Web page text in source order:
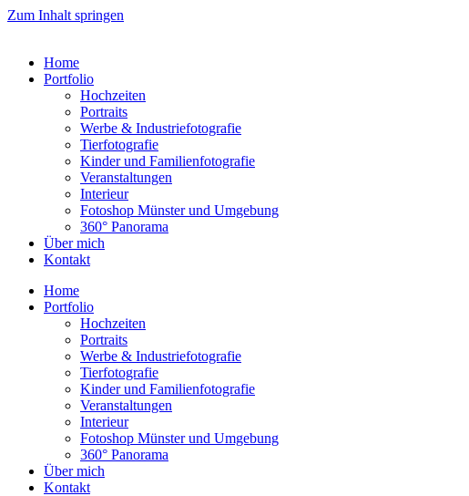
Zum Inhalt springen
Home
Portfolio
Hochzeiten
Portraits
Werbe & Industriefotografie
Tierfotografie
Kinder und Familienfotografie
Veranstaltungen
Interieur
Fotoshop Münster und Umgebung
360° Panorama
Über mich
Kontakt
Home
Portfolio
Hochzeiten
Portraits
Werbe & Industriefotografie
Tierfotografie
Kinder und Familienfotografie
Veranstaltungen
Interieur
Fotoshop Münster und Umgebung
360° Panorama
Über mich
Kontakt